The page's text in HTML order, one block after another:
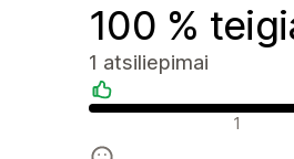
100 %
1 atsiliepimai
Teigiami atsiliepimai
1